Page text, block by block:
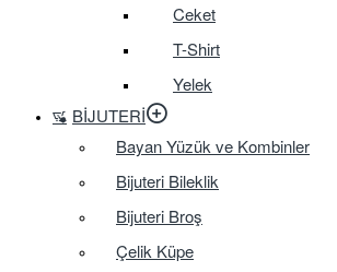
Ceket
T-Shirt
Yelek
BIJUTERI
Bayan Yüzük ve Kombinler
Bijuteri Bileklik
Bijuteri Broş
Çelik Küpe